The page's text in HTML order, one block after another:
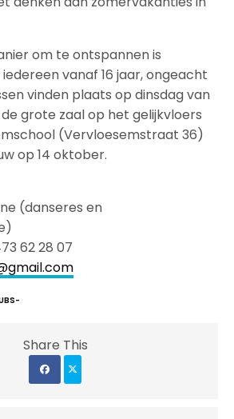
om te ontspannen is
vanaf 16 jaar, ongeacht
vinden plaats op dinsdag van
de grote zaal op het gelijkvloers
(Vervloesemstraat 36)
op 14 oktober.
(danseres en
62 28 07
Share This